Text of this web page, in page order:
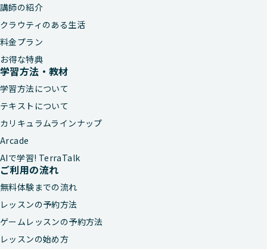
講師の紹介
クラウティのある生活
料金プラン
お得な特典
学習方法・教材
学習方法について
テキストについて
カリキュラムラインナップ
Arcade
AIで学習! TerraTalk
ご利用の流れ
無料体験までの流れ
レッスンの予約方法
ゲームレッスンの予約方法
レッスンの始め方